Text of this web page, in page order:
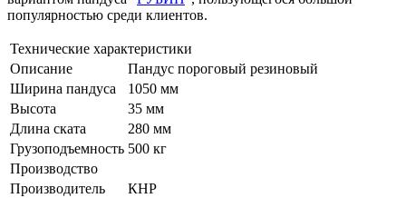
популярностью среди клиентов.
Технические характеристики
Описание
Пандус пороговый резиновый
Ширина пандуса
1050 мм
Высота
35 мм
Длина ската
280 мм
Грузоподъемность 500 кг
Производство
Производитель
КНР